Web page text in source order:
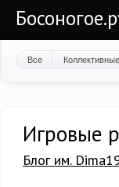
Все Коллективные
Игровые
Блог им.